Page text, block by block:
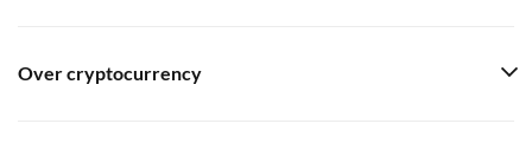
Over cryptocurrency